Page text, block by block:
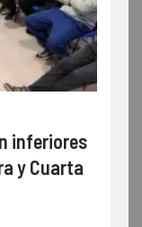
inferiores
y Cuarta